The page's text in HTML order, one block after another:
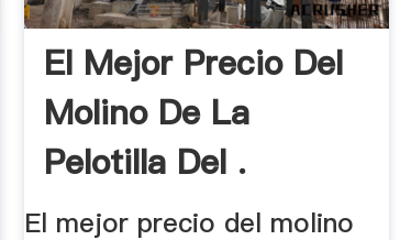
El Mejor Precio Del
Molino De La
Pelotilla Del .
El mejor precio del molino